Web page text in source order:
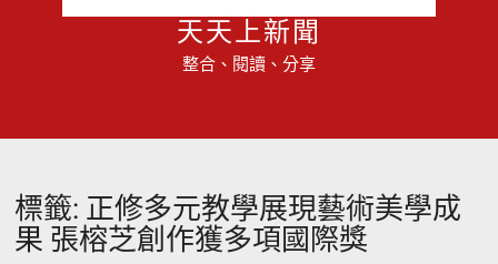
天天上新聞
整合、閱讀、分享
標籤: 正修多元教學展現藝術美學成
果 張榕芝創作獲多項國際獎